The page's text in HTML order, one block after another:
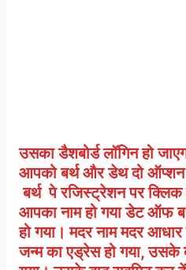
उसका डैशबोर्ड लॉगिन हो
आपको बर्थ और डेथ दो
बर्थ पे रजिस्ट्रेशन पर
आपका नाम हो गया डेट ऑफ
हो गया। मदर नाम मदर
जन्म का एड्रेस हो गया, उसके